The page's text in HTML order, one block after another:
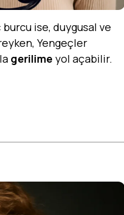
ise, duygusal ve
Yengeçler
gerilime yol açabilir.